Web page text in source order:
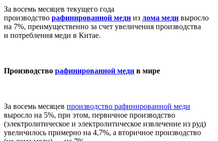
За восемь месяцев текущего года
производство рафинированной меди из лома меди выросло
на 7%, преимущественно за счет увеличения производства
и потребления меди в Китае.
Производство рафинированной меди в мире
За восемь месяцев производство рафинированной меди
выросло на 5%, при этом, первичное производство
(электролитическое и электролитическое извлечение из руд)
увеличилось примерно на 4,7%, а вторичное производство